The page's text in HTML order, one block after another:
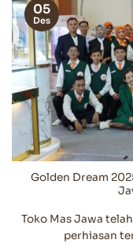
Golden Dream
Toko Mas Jawa
perhiasan
05
Des